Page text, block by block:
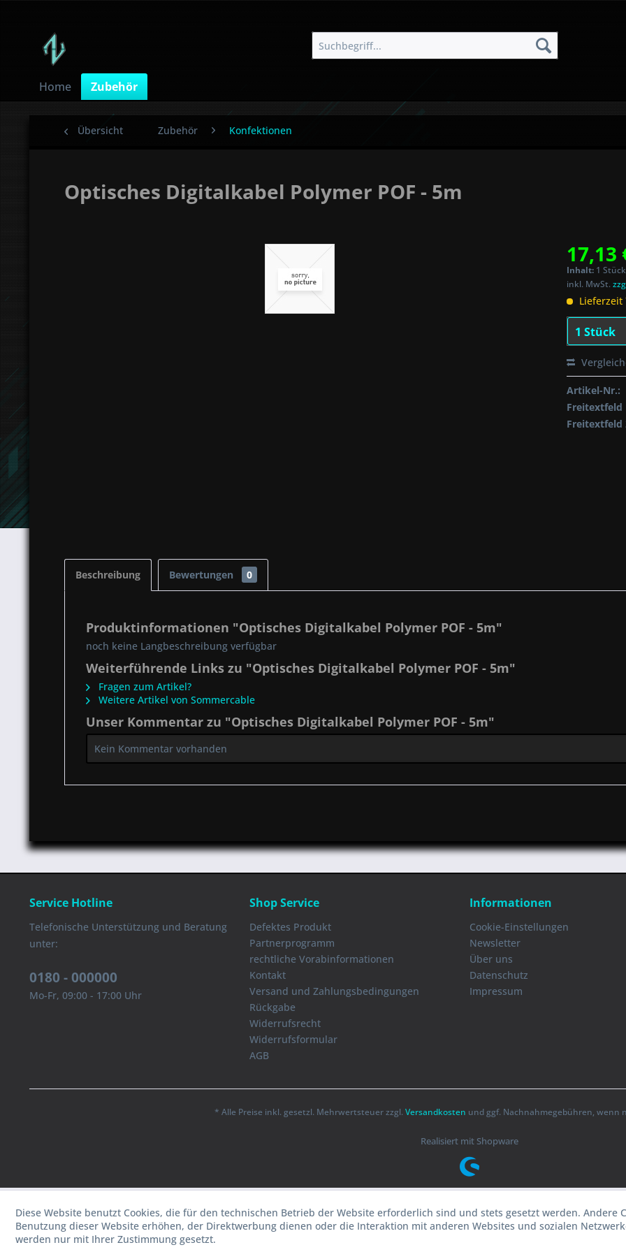
Home Zubehör
Übersicht Zubehör Konfektionen
Optisches Digitalkabel Polymer POF - 5m
17,13
Inhalt: 1
inkl. MwSt.
Lieferzeit
Artikel-Nr.:
Freitextfeld
Freitextfeld
Beschreibung Bewertungen 0
Produktinformationen "Optisches Digitalkabel Polymer POF - 5m"
noch keine Langbeschreibung verfügbar
Weiterführende Links zu "Optisches Digitalkabel Polymer POF - 5m"
Fragen zum Artikel?
Weitere Artikel von Sommercable
Unser Kommentar zu "Optisches Digitalkabel Polymer POF - 5m"
Kein Kommentar vorhanden
Service Hotline
Telefonische Unterstützung und Beratung
unter:
0180 - 000000
Mo-Fr, 09:00 - 17:00 Uhr
Shop Service
Defektes Produkt
Partnerprogramm
rechtliche Vorabinformationen
Kontakt
Versand und Zahlungsbedingungen
Rückgabe
Widerrufsrecht
Widerrufsformular
AGB
Informationen
Cookie-Einstellungen
Newsletter
Über uns
Datenschutz
Impressum
* Alle Preise inkl. gesetzl. Mehrwertsteuer zzgl. Versandkosten und ggf. Nachnahmegebühren, wenn
Realisiert mit Shopware
Diese Website benutzt Cookies, die für den technischen Betrieb der Website erforderlich sind und stets gesetzt werden. Andere
Benutzung dieser Website erhöhen, der Direktwerbung dienen oder die Interaktion mit anderen Websites und sozialen
werden nur mit Ihrer Zustimmung gesetzt.